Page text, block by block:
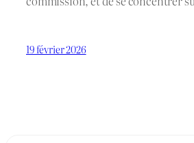
19 février 2026